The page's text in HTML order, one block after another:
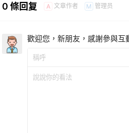
0 條回复 A 文章作者 M 管理员
歡迎您，新朋友，感謝參與互